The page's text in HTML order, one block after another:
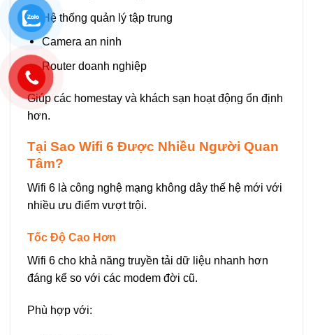
Hệ thống quản lý tập trung
Camera an ninh
Router doanh nghiệp
Giúp các homestay và khách sạn hoạt động ổn định
hơn.
Tại Sao Wifi 6 Được Nhiều Người Quan
Tâm?
Wifi 6 là công nghệ mạng không dây thế hệ mới với
nhiều ưu điểm vượt trội.
Tốc Độ Cao Hơn
Wifi 6 cho khả năng truyền tải dữ liệu nhanh hơn
đáng kể so với các modem đời cũ.
Phù hợp với: